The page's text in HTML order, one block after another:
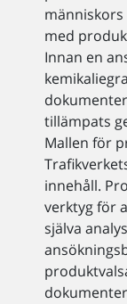
med
Innan en
tillämpats
Mallen för
innehåll.
verktyg för
själva